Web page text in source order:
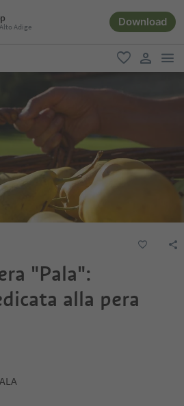
Adige Download
favoriti
user link
"Pala":
alla pera